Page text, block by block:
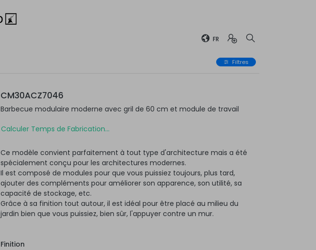
FR
Filtres
CM30ACZ7046
Barbecue modulaire moderne avec gril de 60 cm et module de travail
Calculer Temps de Fabrication...
Ce modèle convient parfaitement à tout type d'architecture mais a été
spécialement conçu pour les architectures modernes.
Il est composé de modules pour que vous puissiez toujours, plus tard,
ajouter des compléments pour améliorer son apparence, son utilité, sa
capacité de stockage, etc.
Grâce à sa finition tout autour, il est idéal pour être placé au milieu du
jardin bien que vous puissiez, bien sûr, l'appuyer contre un mur.
Finition